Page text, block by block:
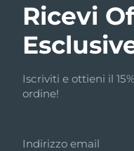
Ricevi
Iscriviti e ottieni il
ordine!
Indirizzo email